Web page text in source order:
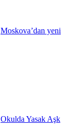
Moskova’dan yeni
Okulda Yasak Aşk